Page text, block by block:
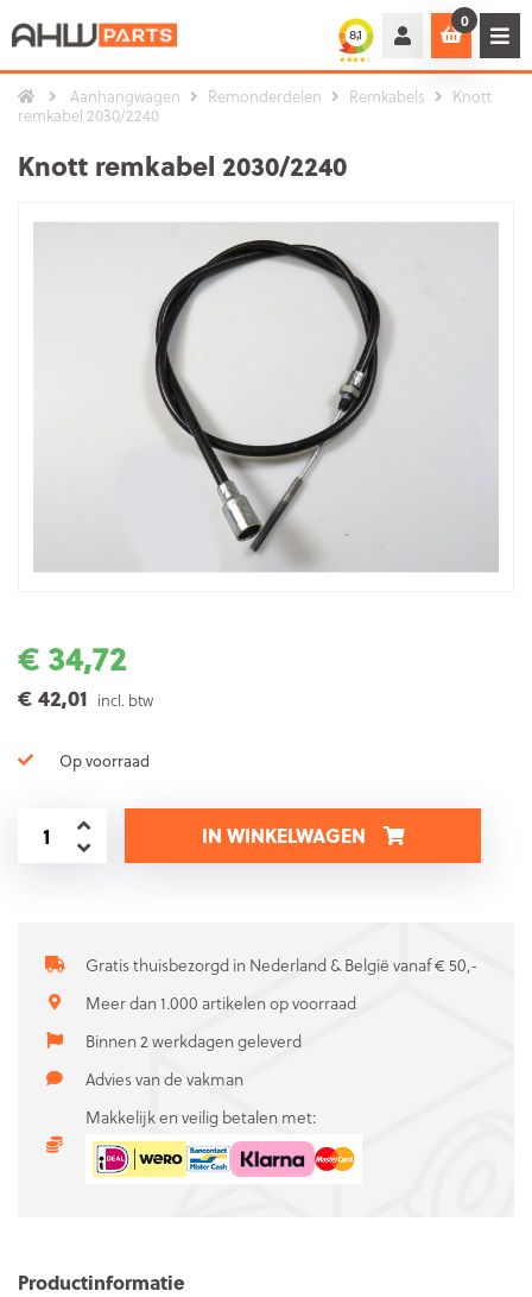
0
Aanhangwagen Remonderdelen Remkabels
Knott
remkabel 2030/2240
Knott remkabel 2030/2240
€ 34,72
€ 42,01 incl. btw
Op voorraad
IN WINKELWAGEN
Gratis thuisbezorgd in Nederland & België vanaf € 50,-
Meer dan 1.000 artikelen op voorraad
Binnen 2 werkdagen geleverd
Advies van de vakman
Makkelijk en veilig betalen met:
Productinformatie